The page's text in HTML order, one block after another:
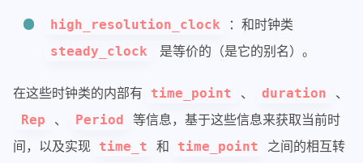
high_resolution_clock ：和时钟类
steady_clock 是等价的（是它的别名）。
在这些时钟类的内部有 time_point 、 duration 、
Rep 、 Period
等信息，基于这些信息来获取当前时
间，以及实现 time_t 和 time_point
之间的相互转